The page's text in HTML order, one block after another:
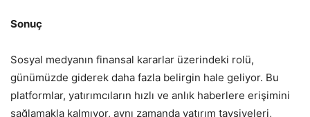
Sonuç
Sosyal medyanın finansal kararlar üzerindeki rolü,
günümüzde giderek daha fazla belirgin hale geliyor. Bu
platformlar, yatırımcıların hızlı ve anlık haberlere erişimini
sağlamakla kalmıyor, aynı zamanda yatırım tavsiyeleri,